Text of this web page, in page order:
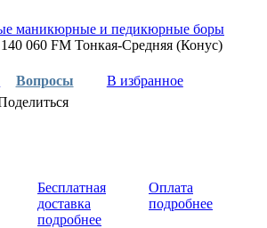
маникюрные и педикюрные боры
060 FM Тонкая-Средняя (Конус)
Вопросы
В избранное
Бесплатная
доставка
подробнее
Оплата
подробнее